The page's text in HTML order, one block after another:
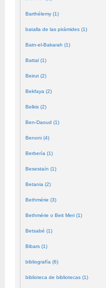
Barthélemy (1)
batalla de las pirámides (1)
Batn-el-Bakarah (1)
Battal (1)
Beirut (2)
Bekfaya (2)
Belkis (2)
Ben-Daoud (1)
Benoni (4)
Berbería (1)
Besestaín (1)
Betania (2)
Bethmérie (3)
Bethmérie o Beit Meri (1)
Betsabé (1)
Bibars (1)
bibliografía (6)
biblioteca de bibliotecas (1)